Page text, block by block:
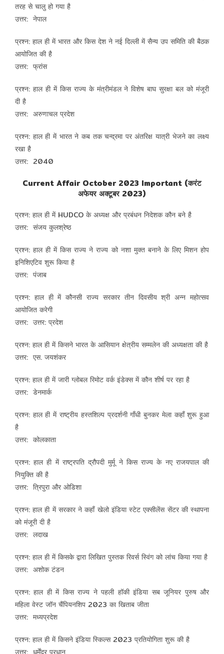
तरह से चालु हो गया है
उत्तर: नेपाल
प्रश्न: हाल ही में भारत और किस देश ने नई दिल्ली में सैन्य उप समिति की बैठक
आयोजित की है
उत्तर: फ्रांस
प्रश्न: हाल ही में किस राज्य के मंत्रीमंडल ने विशेष बाघ सुरक्षा बल को मंजूरी
दी है
उत्तर: अरुणाचल प्रदेश
प्रश्न: हाल ही में भारत ने कब तक चन्द्रमा पर अंतरिक्ष यात्री भेजने का लक्ष्य
रखा है
उत्तर: 2040
Current Affair October 2023 Important (करंट
अफेयर अक्टूबर 2023)
प्रश्न: हाल ही में HUDCO के अध्यक्ष और प्रबंधन निदेशक कौन बने है
उत्तर: संजय कुलश्रेष्ठ
प्रश्न: हाल ही में किस राज्य ने राज्य को नशा मुक्त बनाने के लिए मिशन होप
इनिशिएटिव शुरू किया है
उत्तर: पंजाब
प्रश्न: हाल ही में कौनसी राज्य सरकार तीन दिवसीय श्री अन्न महोत्सव
आयोजित करेगी
उत्तर: उत्तर: प्रदेश
प्रश्न: हाल ही में किसने भारत के आसियान क्षेत्रीय सम्मलेन की अध्यक्षता की है
उत्तर: एस. जयशंकर
प्रश्न: हाल ही में जारी ग्लोबल रिमोट वर्क इंडेक्स में कौन शीर्ष पर रहा है
उत्तर: डेनमार्क
प्रश्न: हाल ही में राष्ट्रीय हस्तशिल्प प्रदर्शनी गाँधी बुनकर मेला कहाँ शुरू हुआ
है
उत्तर: कोलकाता
प्रश्न: हाल ही में राष्ट्रपति द्रौपदी मुर्मू ने किस राज्य के नए राजयपाल की
नियुक्ति की है
उत्तर: त्रिपुरा और ओडिशा
प्रश्न: हाल ही में सरकार ने कहाँ खेलो इंडिया स्टेट एक्सीलेंस सेंटर की स्थापना
को मंजूरी दी है
उत्तर: लदाख
प्रश्न: हाल ही में किसके द्वारा लिखित पुस्तक रिवर्स स्विंग को लांच किया गया है
उत्तर: अशोक टंडन
प्रश्न: हाल ही में किस राज्य ने पहली हॉकी इंडिया सब जूनियर पुरुष और
महिला वेस्ट जॉन चैंपियनशिप 2023 का खिताब जीता
उत्तर: मध्यप्रदेश
प्रश्न: हाल ही में किसने इंडिया स्किल्स 2023 प्रतियोगिता शुरू की है